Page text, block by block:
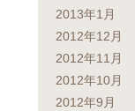
2013年1月
2012年12月
2012年11月
2012年10月
2012年9月